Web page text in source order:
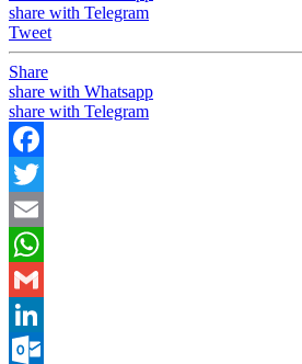
share with Telegram
Tweet
Share
share with Whatsapp
share with Telegram
Facebook
Twitter
Email
WhatsApp
Gmail
LinkedIn